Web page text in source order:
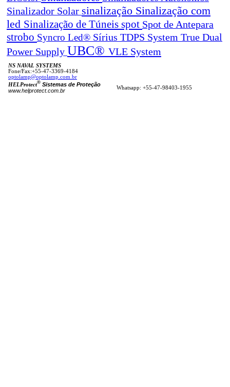
Sinalizador Solar sinalização Sinalização com
led Sinalização de Túneis spot Spot de Antepara
strobo Syncro Led® Sírius TDPS System True Dual
Power Supply UBC® VLE System
NS NAVAL SYSTEMS
Fone/Fax:+55-47-3369-4184
optolamp@optolamp.com.br
HELProtect® Sistemas de Proteção
www.helprotect.com.br
Whatsapp: +55-47-98403-1955